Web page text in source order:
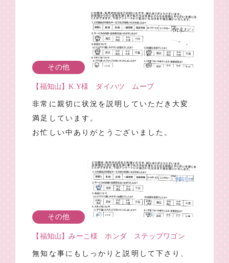
その他
【福知山】K.Y様 ダイハツ ムーブ
非常に親切に状況を説明していただき大変
満足しています。
お忙しい中ありがとうございました。
その他
【福知山】みーこ様 ホンダ ステップワゴン
無知な事にもしっかりと説明して下さり、